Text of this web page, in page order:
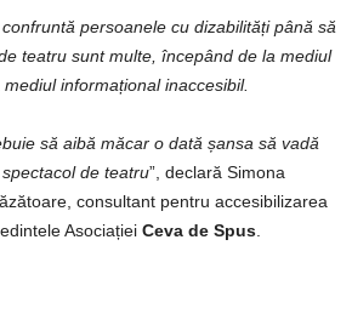
persoanele cu dizabilități până să
teatru sunt multe, începând de la mediul
informațional inaccesibil.
să aibă măcar o dată șansa să vadă
de teatru”, declară Simona
consultant pentru accesibilizarea
Asociației Ceva de Spus